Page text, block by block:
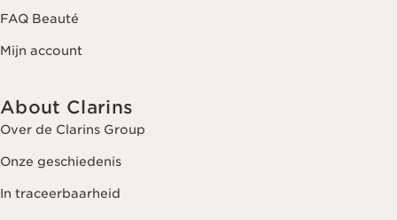
FAQ Beauté
Mijn account
About Clarins
Over de Clarins Group
Onze geschiedenis
In traceerbaarheid